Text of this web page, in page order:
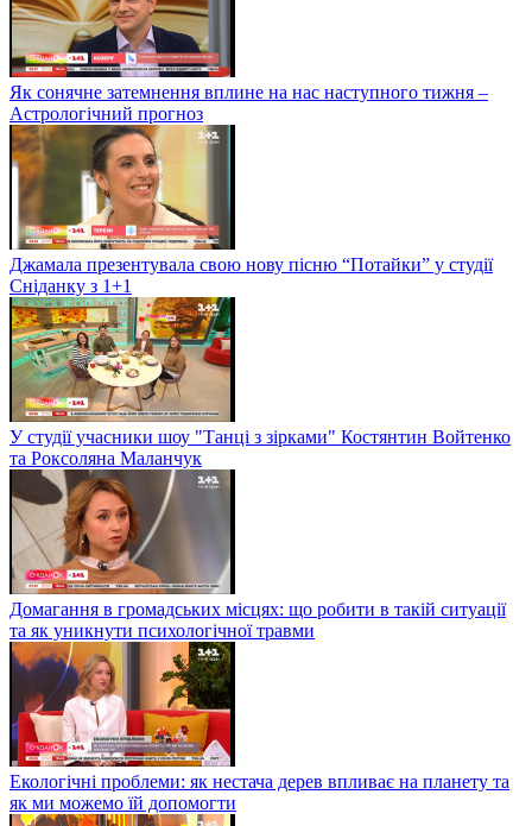
Як сонячне затемнення вплине на нас наступного тижня –
Астрологічний прогноз
Джамала презентувала свою нову пісню “Потайки” у студії
Сніданку з 1+1
У студії учасники шоу "Танці з зірками" Костянтин Войтенко
та Роксоляна Маланчук
Домагання в громадських місцях: що робити в такій ситуації
та як уникнути психологічної травми
Екологічні проблеми: як нестача дерев впливає на планету та
як ми можемо їй допомогти